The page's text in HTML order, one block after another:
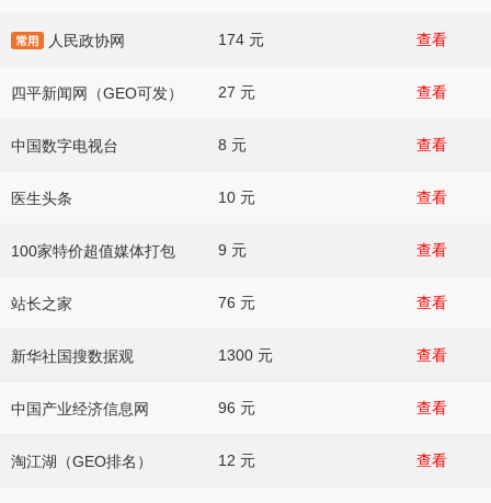
人民政协网 174 元 查看
四平新闻网（GEO可发） 27 元 查看
中国数字电视台 8 元 查看
医生头条 10 元 查看
100家特价超值媒体打包 9 元 查看
站长之家 76 元 查看
新华社国搜数据观 1300 元 查看
中国产业经济信息网 96 元 查看
淘江湖（GEO排名） 12 元 查看